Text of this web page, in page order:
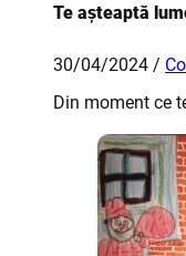
Te așteaptă
30/04/2024 /
Din moment ce